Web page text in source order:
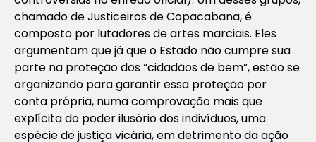
chamado de Justiceiros de Copacabana, é
composto por lutadores de artes marciais. Eles
argumentam que já que o Estado não cumpre sua
parte na proteção dos “cidadãos de bem”, estão se
organizando para garantir essa proteção por
conta própria, numa comprovação mais que
explícita do poder ilusório dos indivíduos, uma
espécie de justiça vicária, em detrimento da ação